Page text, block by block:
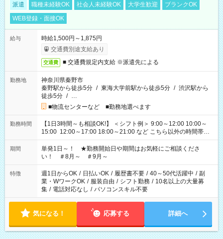
派遣 職種未経験OK 社会人未経験OK 大学生歓迎
ブランクOK
WEB登録・面接OK
給与
時給1,500円～1,875円
交通費別途支給あり
交通費 ■ 交通費規定内支給 ※派遣先による
勤務地
神奈川県秦野市
秦野駅から徒歩5分 / 東海大学前駅から徒歩5分 / 渋沢駅から
徒歩5分 / …
■物流センターなど ■勤務地選べます
勤務時間
【1日3時間～も相談OK!】 ＜シフト例＞ 9:00～12:00 10:00～
15:00 12:00～17:00 18:00～21:00 など こちら以外の時間帯も
お気軽にご相談ください！
期間
単発1日～！ ★勤務開始日や期間はお気軽にご相談くださ
い！ ＃8月～ ＃9月～
特徴 週1日からOK / 日払いOK / 履歴書不要 / 40～50代活躍中 / 副
業・WワークOK / 服装自由 / シフト勤務 / 10名以上の大量募
集 / 電話対応なし / パソコンスキル不要
気になる！ 応募する 詳細へ